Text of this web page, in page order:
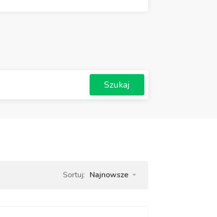
Szukaj
Sortuj: Najnowsze